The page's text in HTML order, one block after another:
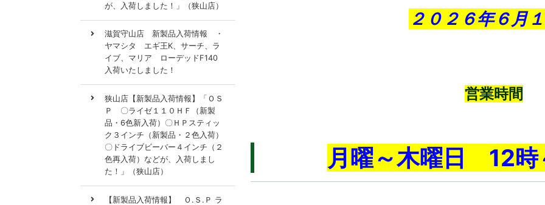
２０２６年６月
営業時間
月曜～木曜日 12時
が、入荷しました！」（狭山店）
滋賀守山店 新製品入荷情報 ・
ヤマシタ エギ王K、サーチ、ラ
イブ、マリア ローデッドF140
入荷いたしました！
狭山店【新製品入荷情報】「ＯＳ
Ｐ 〇ライゼ１１０ＨＦ（新製
品・6色新入荷）〇ＨＰスティッ
ク３インチ（新製品・２色入荷）
〇ドライブビーバー４インチ（２
色再入荷）などが、入荷しまし
た！」（狭山店）
【新製品入荷情報】 Ｏ.Ｓ.Ｐ ラ